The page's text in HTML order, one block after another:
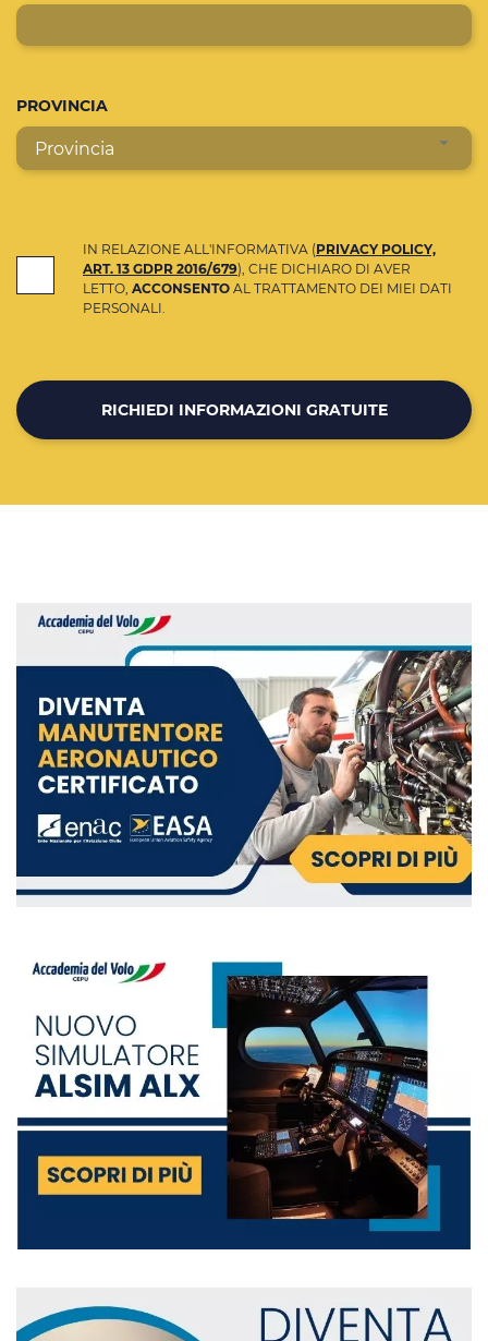
PROVINCIA
Provincia
IN RELAZIONE ALL'INFORMATIVA (PRIVACY POLICY,
ART. 13 GDPR 2016/679), CHE DICHIARO DI AVER
LETTO, ACCONSENTO AL TRATTAMENTO DEI MIEI DATI
PERSONALI.
RICHIEDI INFORMAZIONI GRATUITE